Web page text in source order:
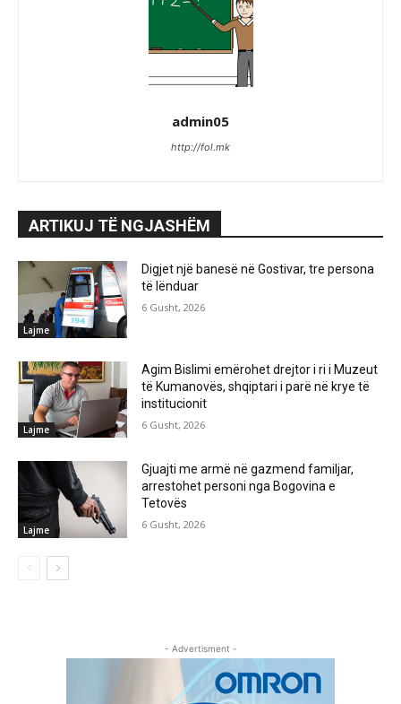
admin05
http://fol.mk
ARTIKUJ TË NGJASHËM
Lajme
Digjet një banesë në Gostivar, tre persona
të lënduar
6 Gusht, 2026
Lajme
Agim Bislimi emërohet drejtor i ri i Muzeut
të Kumanovës, shqiptari i parë në krye të
institucionit
6 Gusht, 2026
Lajme
Gjuajti me armë në gazmend familjar,
arrestohet personi nga Bogovina e
Tetovës
6 Gusht, 2026
- Advertisment -